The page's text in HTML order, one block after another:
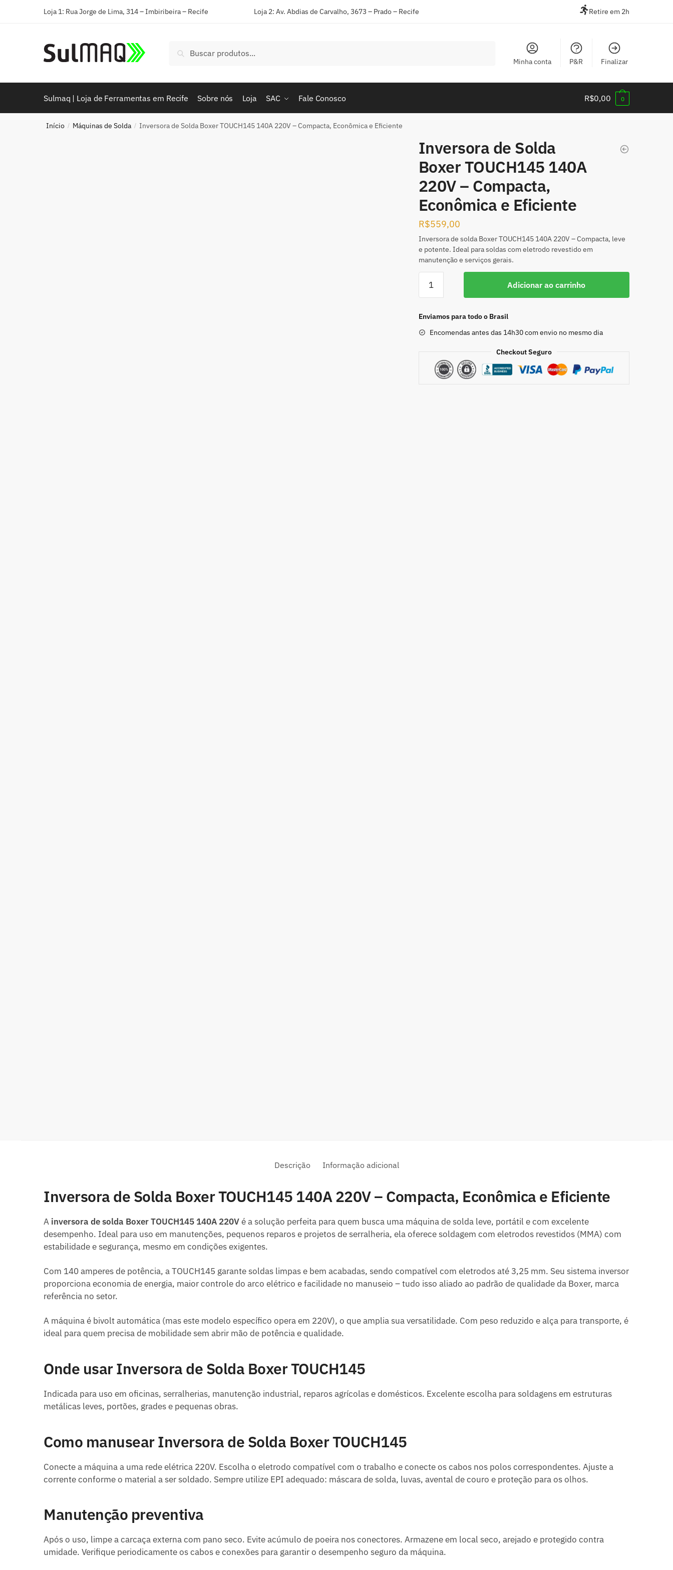
Loja 1: Rua Jorge de Lima, 314 – Imbiribeira – Recife Loja 2: Av. Abdias de Carvalho, 3673 – Prado – Recife Retire em 2h
Pesquisar
Minha conta P&R Finalizar
Sulmaq | Loja de Ferramentas em Recife Sobre nós Loja SAC Fale Conosco R$0,00 0
Início / Máquinas de Solda / Inversora de Solda Boxer TOUCH145 140A 220V – Compacta, Econômica e Eficiente
Inversora de Solda
Boxer TOUCH145 140A
220V – Compacta,
Econômica e Eficiente
R$559,00
Inversora de solda Boxer TOUCH145 140A 220V – Compacta, leve
e potente. Ideal para soldas com eletrodo revestido em
manutenção e serviços gerais.
Adicionar ao carrinho
Enviamos para todo o Brasil
Encomendas antes das 14h30 com envio no mesmo dia
Checkout Seguro
Descrição Informação adicional
Inversora de Solda Boxer TOUCH145 140A 220V – Compacta, Econômica e Eficiente
A inversora de solda Boxer TOUCH145 140A 220Vé a solução perfeita para quem busca uma máquina de solda leve, portátil e com excelente
desempenho. Ideal para uso em manutenções, pequenos reparos e projetos de serralheria, ela oferece soldagem com eletrodos revestidos (MMA) com
estabilidade e segurança, mesmo em condições exigentes.
Com 140 amperes de potência, a TOUCH145 garante soldas limpas e bem acabadas, sendo compatível com eletrodos até 3,25 mm. Seu sistema inversor
proporciona economia de energia, maior controle do arco elétrico e facilidade no manuseio – tudo isso aliado ao padrão de qualidade da Boxer, marca
referência no setor.
A máquina é bivolt automática (mas este modelo específico opera em 220V), o que amplia sua versatilidade. Com peso reduzido e alça para transporte, é
ideal para quem precisa de mobilidade sem abrir mão de potência e qualidade.
Onde usar Inversora de Solda Boxer TOUCH145
Indicada para uso em oficinas, serralherias, manutenção industrial, reparos agrícolas e domésticos. Excelente escolha para soldagens em estruturas
metálicas leves, portões, grades e pequenas obras.
Como manusear Inversora de Solda Boxer TOUCH145
Conecte a máquina a uma rede elétrica 220V. Escolha o eletrodo compatível com o trabalho e conecte os cabos nos polos correspondentes. Ajuste a
corrente conforme o material a ser soldado. Sempre utilize EPI adequado: máscara de solda, luvas, avental de couro e proteção para os olhos.
Manutenção preventiva
Após o uso, limpe a carcaça externa com pano seco. Evite acúmulo de poeira nos conectores. Armazene em local seco, arejado e protegido contra
umidade. Verifique periodicamente os cabos e conexões para garantir o desempenho seguro da máquina.